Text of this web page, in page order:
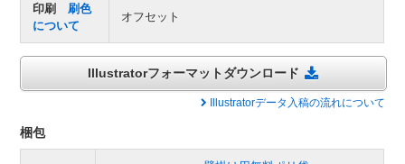
印刷 刷色
について
オフセット
Illustratorフォーマットダウンロード
Illustratorデータ入稿の流れについて
梱包